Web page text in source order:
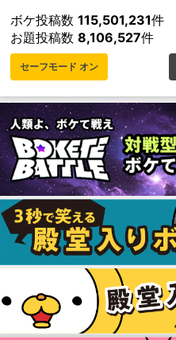
ボケ投稿数 115,501,231件
お題投稿数 8,106,527件
セーフモード オン